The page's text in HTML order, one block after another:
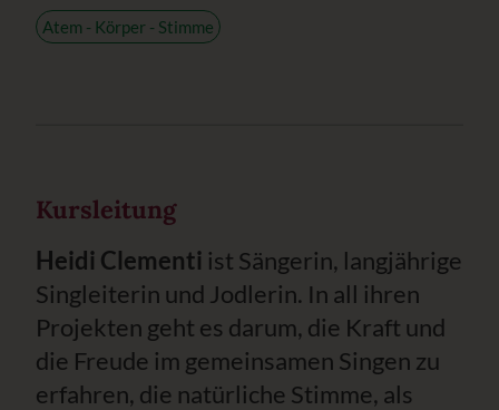
Atem - Körper - Stimme
Kursleitung
Heidi Clementi ist Sängerin, langjährige
Singleiterin und Jodlerin. In all ihren
Projekten geht es darum, die Kraft und
die Freude im gemeinsamen Singen zu
erfahren, die natürliche Stimme, als